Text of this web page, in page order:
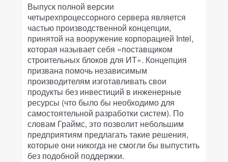
Выпуск полной версии
четырехпроцессорного сервера является
частью производственной концепции,
принятой на вооружение корпорацией Intel,
которая называет себя «поставщиком
строительных блоков для ИТ». Концепция
призвана помочь независимым
производителям изготавливать свои
продукты без инвестиций в инженерные
ресурсы (что было бы необходимо для
самостоятельной разработки систем). По
словам Граймс, это позволит небольшим
предприятиям предлагать такие решения,
которые они никогда не смогли бы выпустить
без подобной поддержки.